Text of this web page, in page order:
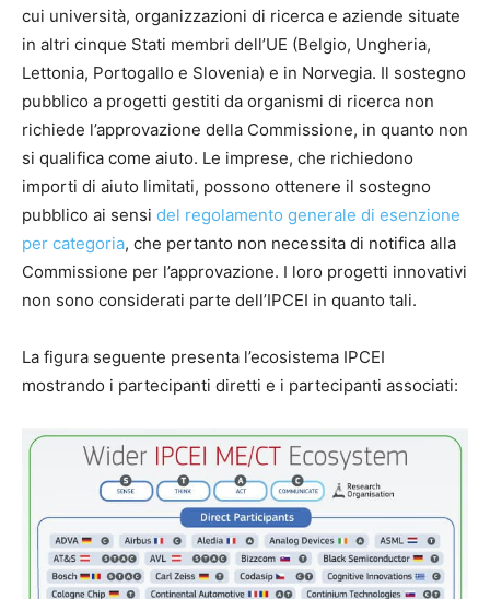
cui università, organizzazioni di ricerca e aziende situate
in altri cinque Stati membri dell’UE (Belgio, Ungheria,
Lettonia, Portogallo e Slovenia) e in Norvegia. Il sostegno
pubblico a progetti gestiti da organismi di ricerca non
richiede l’approvazione della Commissione, in quanto non
si qualifica come aiuto. Le imprese, che richiedono
importi di aiuto limitati, possono ottenere il sostegno
pubblico ai sensi del regolamento generale di esenzione
per categoria, che pertanto non necessita di notifica alla
Commissione per l’approvazione. I loro progetti innovativi
non sono considerati parte dell’IPCEI in quanto tali.
La figura seguente presenta l’ecosistema IPCEI
mostrando i partecipanti diretti e i partecipanti associati: